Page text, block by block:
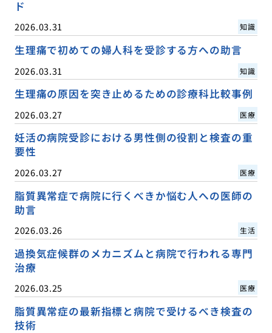
ド
2026.03.31 知識
生理痛で初めての婦人科を受診する方への助言
2026.03.31 知識
生理痛の原因を突き止めるための診療科比較事例
2026.03.27 医療
妊活の病院受診における男性側の役割と検査の重
要性
2026.03.27 医療
脂質異常症で病院に行くべきか悩む人への医師の
助言
2026.03.26 生活
過換気症候群のメカニズムと病院で行われる専門
治療
2026.03.25 医療
脂質異常症の最新指標と病院で受けるべき検査の
技術